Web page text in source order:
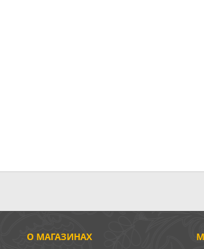
О МАГАЗИНАХ